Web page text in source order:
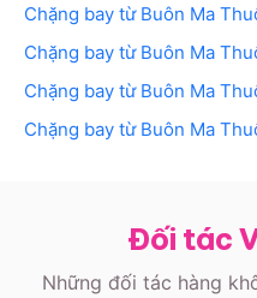
Chặng bay từ Buôn Ma
Chặng bay từ Buôn Ma
Chặng bay từ Buôn Ma
Chặng bay từ Buôn Ma
Đối tác
Những đối tác hàng